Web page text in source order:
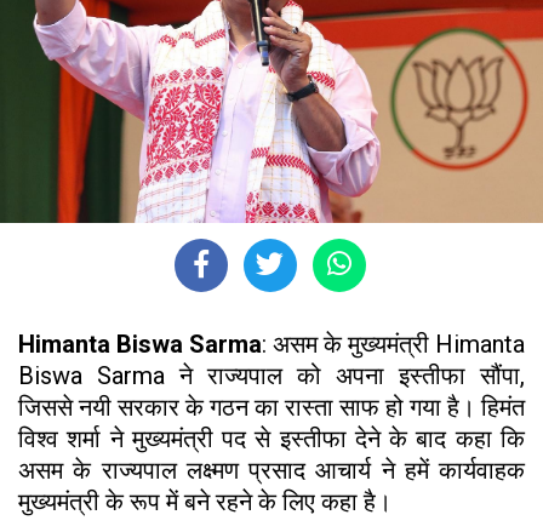
Himanta Biswa Sarma: असम के मुख्यमंत्री Himanta
Biswa Sarma ने राज्यपाल को अपना इस्तीफा सौंपा,
जिससे नयी सरकार के गठन का रास्ता साफ हो गया है। हिमंत
विश्व शर्मा ने मुख्यमंत्री पद से इस्तीफा देने के बाद कहा कि
असम के राज्यपाल लक्ष्मण प्रसाद आचार्य ने हमें कार्यवाहक
मुख्यमंत्री के रूप में बने रहने के लिए कहा है।